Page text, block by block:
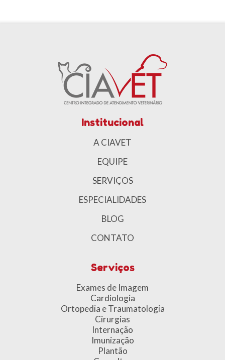
Institucional
A CIAVET
EQUIPE
SERVIÇOS
ESPECIALIDADES
BLOG
CONTATO
Serviços
Exames de Imagem
Cardiologia
Ortopedia e Traumatologia
Cirurgias
Internação
Imunização
Plantão